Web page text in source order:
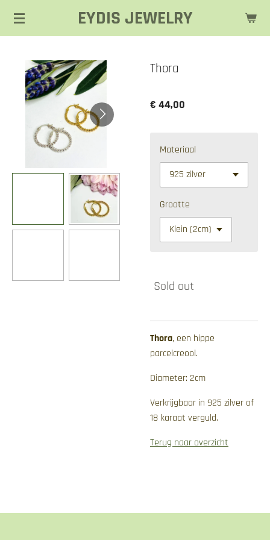
Ga
hoofdinhoud
EYDIS JEWELRY
Thora
€ 44,00
Materiaal
Grootte
Sold out
Thora, een hippe
parcelcreool.
Diameter: 2cm
Verkrijgbaar in 925 zilver of
18 karaat verguld.
Terug naar overzicht